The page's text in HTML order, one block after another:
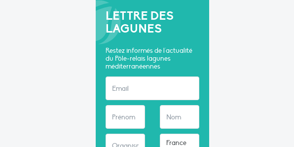
LETTRE DES
LAGUNES
Restez informés de l'actualité
du Pôle-relais lagunes
méditerranéennes